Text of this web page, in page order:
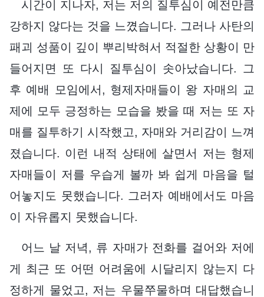
시간이 지나자, 저는 저의 질투심이 예전만큼
강하지 않다는 것을 느꼈습니다. 그러나 사탄의
패괴 성품이 깊이 뿌리박혀서 적절한 상황이 만
들어지면 또 다시 질투심이 솟아났습니다. 그
후 예배 모임에서, 형제자매들이 왕 자매의 교
제에 모두 긍정하는 모습을 봤을 때 저는 또 자
매를 질투하기 시작했고, 자매와 거리감이 느껴
졌습니다. 이런 내적 상태에 살면서 저는 형제
자매들이 저를 우습게 볼까 봐 쉽게 마음을 털
어놓지도 못했습니다. 그러자 예배에서도 마음
이 자유롭지 못했습니다.
어느 날 저녁, 류 자매가 전화를 걸어와 저에
게 최근 또 어떤 어려움에 시달리지 않는지 다
정하게 물었고, 저는 우물쭈물하며 대답했습니